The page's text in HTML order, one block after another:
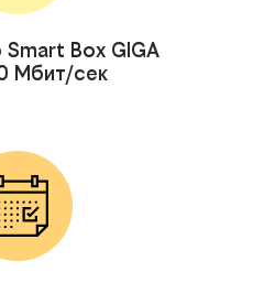
Box GIGA
Мбит/сек